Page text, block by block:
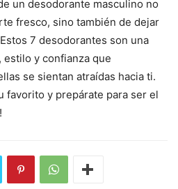
un desodorante masculino no
fresco, sino también de dejar
7 desodorantes son una
y confianza que
se sientan atraídas hacia ti.
favorito y prepárate para ser el